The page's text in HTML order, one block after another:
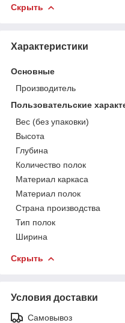
Скрыть
Характеристики
Основные
Производитель
Пользовательские
Вес (без упаковки)
Высота
Глубина
Количество полок
Материал каркаса
Материал полок
Страна производства
Тип полок
Ширина
Скрыть
Условия доставки
Самовывоз